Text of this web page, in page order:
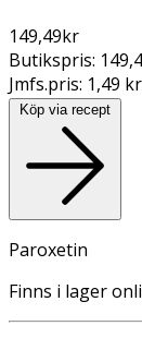
149,49kr
Butikspris:
Jmfs.pris: 1,49
Köp via recept
Paroxetin
Finns i lager